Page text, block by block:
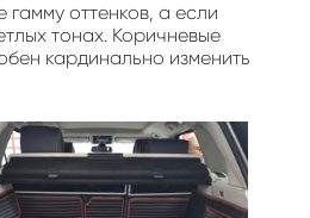
оттенков, а если
тонах. Коричневые
кардинально изменить